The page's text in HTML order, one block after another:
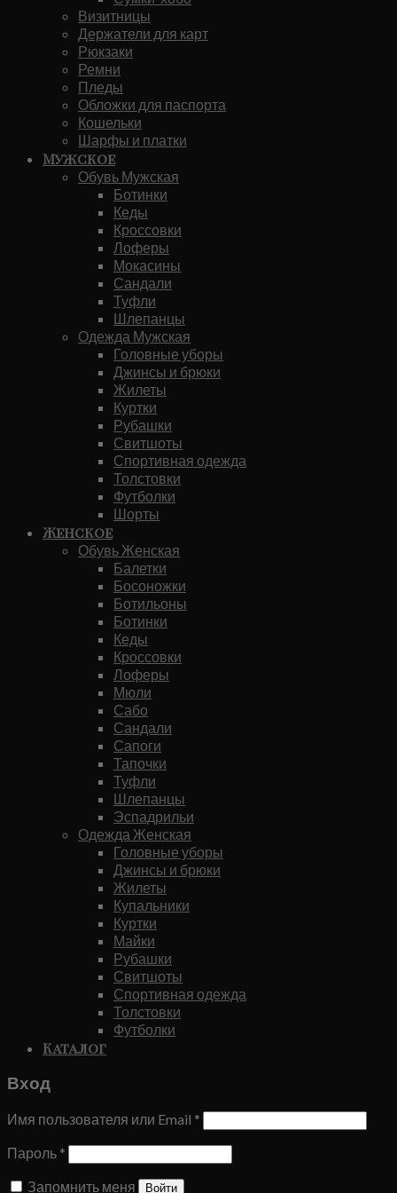
Визитницы
Держатели для карт
Рюкзаки
Ремни
Пледы
Обложки для паспорта
Кошельки
Шарфы и платки
Мужское
Обувь Мужская
Ботинки
Кеды
Кроссовки
Лоферы
Мокасины
Сандали
Туфли
Шлепанцы
Одежда Мужская
Головные уборы
Джинсы и брюки
Жилеты
Куртки
Рубашки
Свитшоты
Спортивная одежда
Толстовки
Футболки
Шорты
Женское
Обувь Женская
Балетки
Босоножки
Ботильоны
Ботинки
Кеды
Кроссовки
Лоферы
Мюли
Сабо
Сандали
Сапоги
Тапочки
Туфли
Шлепанцы
Эспадрильи
Одежда Женская
Головные уборы
Джинсы и брюки
Жилеты
Купальники
Куртки
Майки
Рубашки
Свитшоты
Спортивная одежда
Толстовки
Футболки
Каталог
Вход
Имя пользователя или Email *
Пароль *
Запомнить меня
Войти